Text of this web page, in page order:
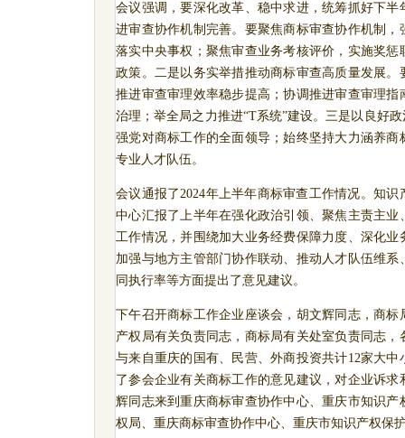
会议强调，要深化改革、稳中求进，统筹抓好下半
进审查协作机制完善。要聚焦商标审查协作机制
落实中央事权；聚焦审查业务考核评价，实施奖
政策。 二是以务实举措推动商标审查高质量发展
推进审查审理效率稳步提高；协调推进审查审理
治理；举全局之力推进“T系统”建设。三是以良好
强党对商标工作的全面领导；始终坚持大力涵养
专业人才队伍。
会议通报了2024年上半年商标审查工作情况。知
中心汇报了上半年在强化政治引领、聚焦主责主
工作情况，并围绕加大业务经费保障力度、深化
加强与地方主管部门协作联动、推动人才队伍维
同执行率等方面提出了意见建议。
下午召开商标工作企业座谈会，胡文辉同志，商
产权局有关负责同志，商标局有关处室负责同志
与来自重庆的国有、民营、外商投资共计12家大中
了参会企业有关商标工作的意见建议，对企业诉
辉同志来到重庆商标审查协作中心、重庆市知识
权局、重庆商标审查协作中心、 重庆市知识产权保